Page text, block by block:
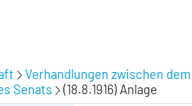
Verhandlungen zwischen
Senats
(18.8.1916) Anlage